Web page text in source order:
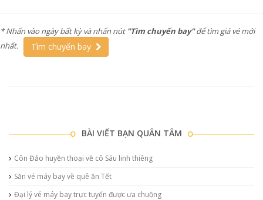
* Nhấn vào ngày bất kỳ và nhấn nút "Tìm chuyến bay"để tìm giá vé mới
nhất.
Tìm chuyến bay
BÀI VIẾT BẠN QUÂN TÂM
Côn Đảo huyền thoại về cô Sáu linh thiêng
Săn vé máy bay về quê ăn Tết
Đại lý vé máy bay trực tuyến được ưa chuộng